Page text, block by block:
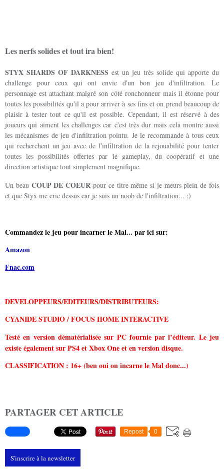
Les nerfs solides et tout ira bien!
STYX SHARDS OF DARKNESS est un jeu très solide qui apporte du
challenge pour ceux qui ont envie d'un bon jeu d'infiltration. Le
personnage est attachant malgré son côté ronchonneur mais il étonne pour
toutes les possibilités qu'il a pour arriver à ses fins et on prend beaucoup de
plaisir à tester tout ce qu'il est possible. Cependant, il est réservé à des
joueurs qui aiment les challenges car c'est très dur mais cela montre aussi
les mécanismes de jeu d'infiltration pointu. Je le recommande à tous ceux
qui recherchent un jeu avec de l'infiltration de la rejouabilité pour tenter
toutes les possibilités offertes par le gameplay, du coopératif et une
direction artistique tout simplement magnifique.
Un beau COUP DE COEUR pour ce titre même si je meurs plein de fois
et que Styx me crie dessus car je suis un noob de l'infiltration... :)
Commandez le jeu pour incarner le Mal... par ici sur:
Amazon
Fnac.com
DEVELOPPEURS/EDITEURS/DISTRIBUTEURS:
CYANIDE STUDIO / FOCUS HOME INTERACTIVE
Testé en version dématérialisée sur PC fournie par l’éditeur. Le jeu
existe également sur PS4 et Xbox One et en version disque.
CLASSIFICATION : 16+ (ben oui on incarne le Mal donc...)
PARTAGER CET ARTICLE
Repost 0
S'inscrire à la newsletter